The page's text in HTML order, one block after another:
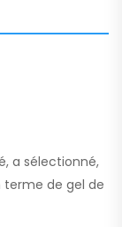
a sélectionné,
terme de gel de